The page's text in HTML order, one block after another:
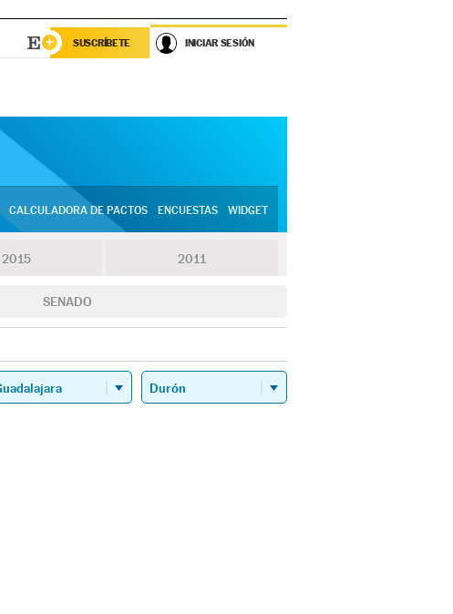
SUSCRÍBETE INICIAR SESIÓN
CALCULADORA DE PACTOS ENCUESTAS WIDGET
2015 2011
SENADO